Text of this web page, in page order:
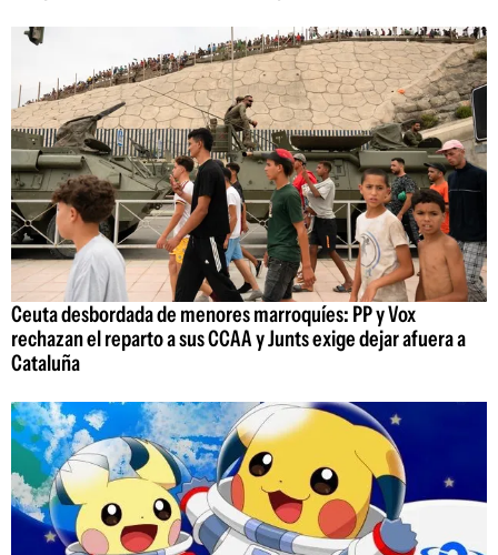
Ceuta desbordada de menores marroquíes: PP y Vox
rechazan el reparto a sus CCAA y Junts exige dejar afuera a
Cataluña